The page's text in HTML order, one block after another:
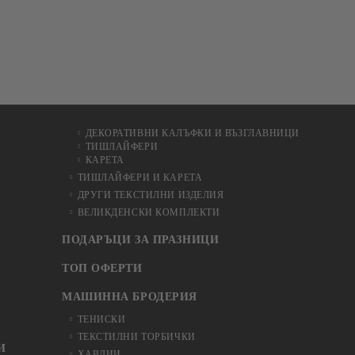
ДЕКОРАТИВНИ КАЛЪФКИ И ВЪЗГЛАВНИЦИ
ТИШЛАЙФЕРИ
КАРЕТА
ТИШЛАЙФЕРИ И КАРЕТА
ДРУГИ ТЕКСТИЛНИ ИЗДЕЛИЯ
ВЕЛИКДЕНСКИ КОМПЛЕКТИ
ПОДАРЪЦИ ЗА ПРАЗНИЦИ
ТОП ОФЕРТИ
МАШИННА БРОДЕРИЯ
ТЕНИСКИ
ТЕКСТИЛНИ ТОРБИЧКИ